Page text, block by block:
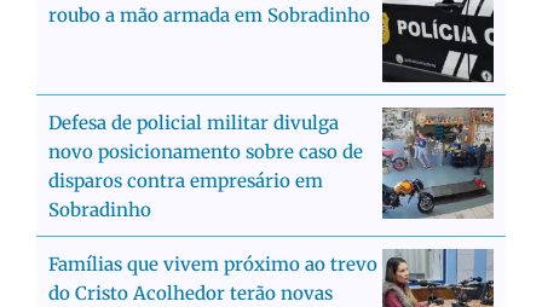
roubo a mão armada em Sobradinho
Defesa de policial militar divulga
novo posicionamento sobre caso de
disparos contra empresário em
Sobradinho
Famílias que vivem próximo ao trevo
do Cristo Acolhedor terão novas